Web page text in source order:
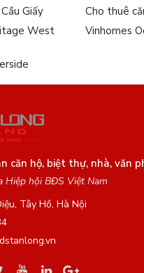
Giấy
Cho thuê
West
Vinhomes
căn hộ, biệt thự, nhà, văn
Hiệp hội BĐS Việt Nam
Tây Hồ, Hà Nội